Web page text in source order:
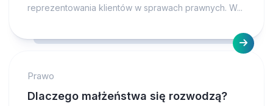
reprezentowania klientów w sprawach prawnych. W...
Prawo
Dlaczego małżeństwa się rozwodzą?